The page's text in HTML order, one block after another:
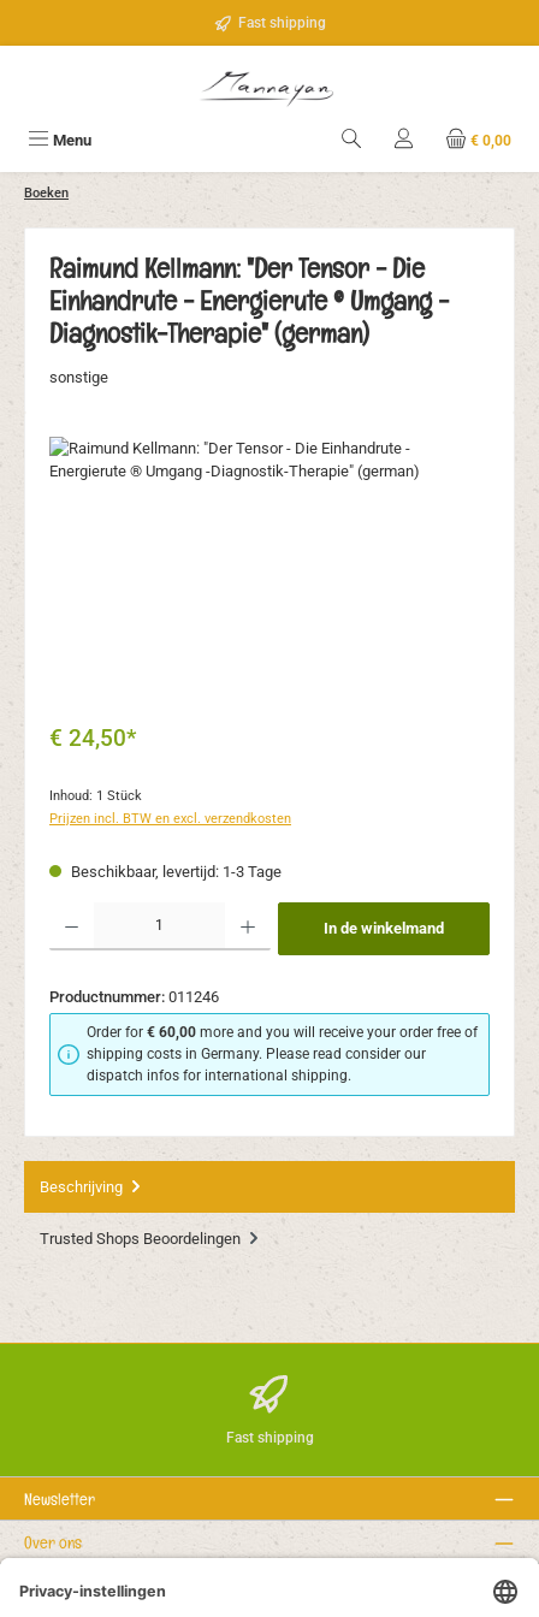
Fast shipping
Menu € 0,00
Boeken
Raimund Kellmann: "Der Tensor - Die
Einhandrute - Energierute ® Umgang -
Diagnostik-Therapie" (german)
sonstige
Afbeeldingengalerij overslaan
€ 24,50*
Inhoud: 1 Stück
Prijzen incl. BTW en excl. verzendkosten
Beschikbaar, levertijd: 1-3 Tage
Producthoeveelheid: Voer de gewenste hoeveelheid in of gebruik de knoppen om
In de winkelmand
Productnummer: 011246
Order for€ 60,00 more and you will receive your order free of
shipping costs in Germany. Please read consider our
dispatch infos for international shipping.
Beschrijving
Trusted Shops Beoordelingen
Fast shipping
Newsletter
Over ons
Rechtstexte